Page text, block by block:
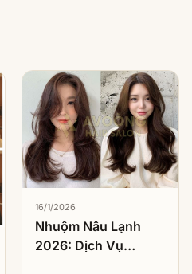
16/1/2026
Nhuộm Nâu Lạnh
2026: Dịch Vụ